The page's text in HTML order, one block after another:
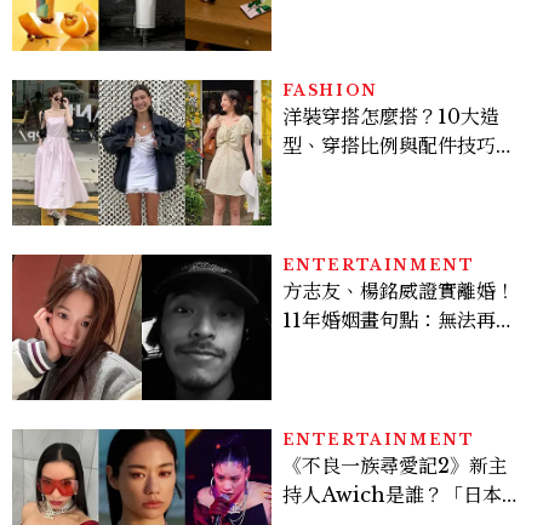
FASHION
洋裝穿搭怎麼搭？10大造
型、穿搭比例與配件技巧一
ENTERTAINMENT
方志友、楊銘威證實離婚！
11年婚姻畫句點：無法再做
ENTERTAINMENT
《不良一族尋愛記2》新主
持人Awich是誰？「日本嘻